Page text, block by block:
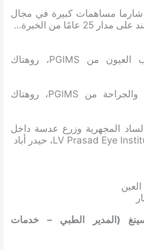
شارما مساهمات كبيرة في مجال
عامًا من الخبرة…
ماجستير في طب العيون من PGIMS، روهتاك
بكالوريوس الطب والجراحة من PGIMS، روهتاك
المجهرية وزرع عدسة داخل
سينغ (المدير الطبي – خدمات